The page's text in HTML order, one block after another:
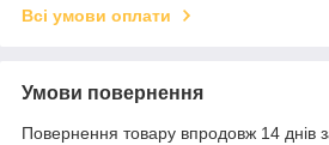
Всі умови оплати
Умови повернення
Повернення товару впродовж 14 днів